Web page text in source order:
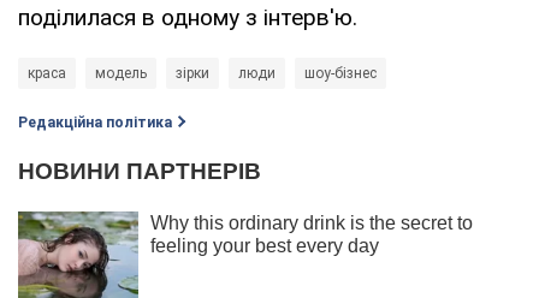
поділилася в одному з інтерв'ю.
краса модель зірки люди шоу-бізнес
Редакційна політика